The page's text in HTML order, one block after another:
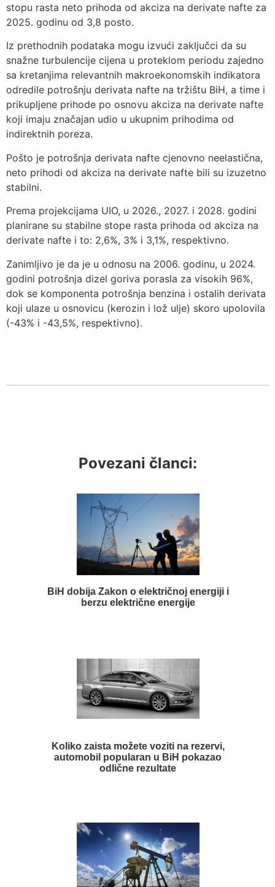
stopu rasta neto prihoda od akciza na derivate nafte za
2025. godinu od 3,8 posto.
Iz prethodnih podataka mogu izvući zaključci da su
snažne turbulencije cijena u proteklom periodu zajedno
sa kretanjima relevantnih makroekonomskih indikatora
odredile potrošnju derivata nafte na tržištu BiH, a time i
prikupljene prihode po osnovu akciza na derivate nafte
koji imaju značajan udio u ukupnim prihodima od
indirektnih poreza.
Pošto je potrošnja derivata nafte cjenovno neelastična,
neto prihodi od akciza na derivate nafte bili su izuzetno
stabilni.
Prema projekcijama UIO, u 2026., 2027. i 2028. godini
planirane su stabilne stope rasta prihoda od akciza na
derivate nafte i to: 2,6%, 3% i 3,1%, respektivno.
Zanimljivo je da je u odnosu na 2006. godinu, u 2024.
godini potrošnja dizel goriva porasla za visokih 96%,
dok se komponenta potrošnja benzina i ostalih derivata
koji ulaze u osnovicu (kerozin i lož ulje) skoro upolovila
(-43% i -43,5%, respektivno).
Povezani članci:
BiH dobija Zakon o električnoj energiji i
berzu električne energije
Koliko zaista možete voziti na rezervi,
automobil popularan u BiH pokazao
odlične rezultate